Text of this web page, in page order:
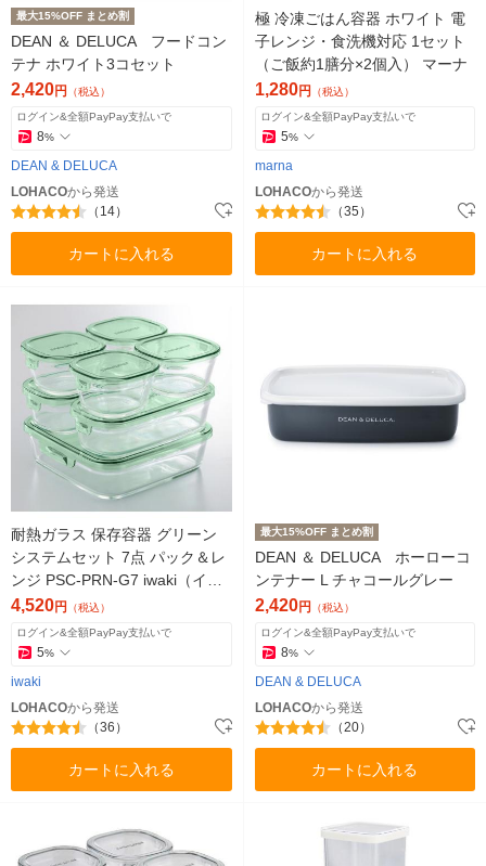
最大15%OFF まとめ割
DEAN ＆ DELUCA フードコン
テナ ホワイト3コセット
2,420円 （税込）
ログイン&全額PayPay支払いで
8%
DEAN & DELUCA
LOHACOから発送
（14）
カートに入れる
極 冷凍ごはん容器 ホワイト 電
子レンジ・食洗機対応 1セット
（ご飯約1膳分×2個入） マーナ
1,280円 （税込）
ログイン&全額PayPay支払いで
5%
marna
LOHACOから発送
（35）
カートに入れる
耐熱ガラス 保存容器 グリーン
システムセット 7点 パック＆レ
ンジ PSC-PRN-G7 iwaki（イワ
キ）
4,520円 （税込）
ログイン&全額PayPay支払いで
5%
iwaki
LOHACOから発送
（36）
カートに入れる
最大15%OFF まとめ割
DEAN ＆ DELUCA ホーローコ
ンテナー L チャコールグレー
2,420円 （税込）
ログイン&全額PayPay支払いで
8%
DEAN & DELUCA
LOHACOから発送
（20）
カートに入れる